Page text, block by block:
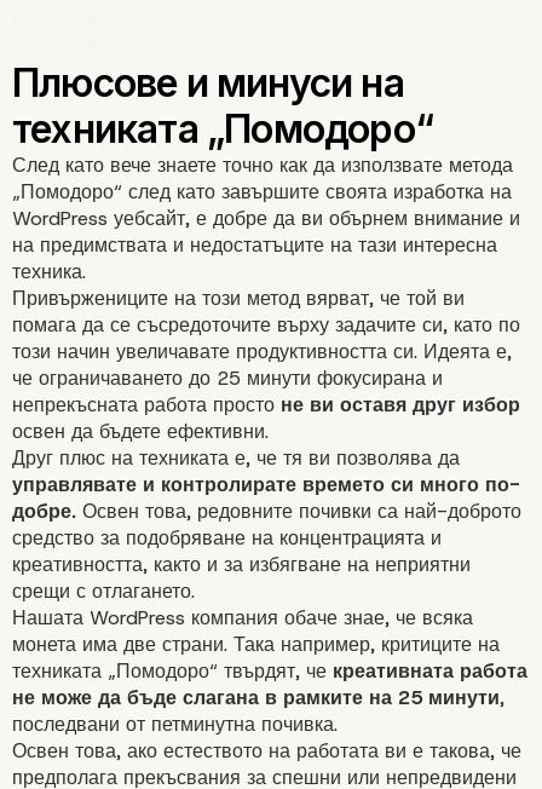
4. Отбележете, че сте
задачата
След като вече знаете точно как да използвате метода
„Помодоро“ след като завършите своята изработка на
WordPress уебсайт, е добре да ви обърнем внимание и
на предимствата и недостатъците на тази интересна
техника.
Привържениците на този метод вярват, че той ви
помага да се съсредоточите върху задачите си, като по
този начин увеличавате продуктивността си. Идеята е,
че ограничаването до 25 минути фокусирана и
непрекъсната работа просто не ви оставя друг избор
освен да бъдете ефективни.
Друг плюс на техниката е, че тя ви позволява да
управлявате и контролирате времето си много по-
добре. Освен това, редовните почивки са най-доброто
средство за подобряване на концентрацията и
креативността, както и за избягване на неприятни
срещи с отлагането.
Нашата WordPress компания обаче знае, че всяка
монета има две страни. Така например, критиците на
техниката „Помодоро“ твърдят, че креативната работа
не може да бъде слагана в рамките на 25 минути,
последвани от петминутна почивка.
Освен това, ако естеството на работата ви е такова, че
предполага прекъсвания за спешни или непредвидени